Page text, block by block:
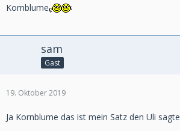
Kornblume
sam
Gast
19. Oktober 2019
Ja Kornblume das ist mein Satz den Uli sagte